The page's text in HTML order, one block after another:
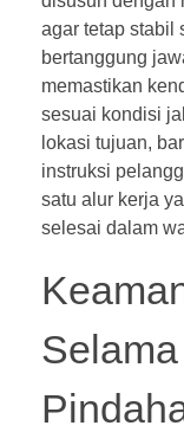
agar tetap stabil
bertanggung
memastikan
sesuai kondisi
lokasi tujuan,
instruksi
satu alur kerja
selesai dalam